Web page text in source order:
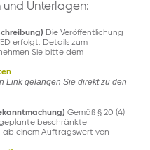
Unterlagen:
Die Veröffentlichung
erfolgt. Details zum
Sie bitte dem
Link gelangen Sie direkt zu den
Gemäß § 20 (4)
beschränkte
einem Auftragswert von